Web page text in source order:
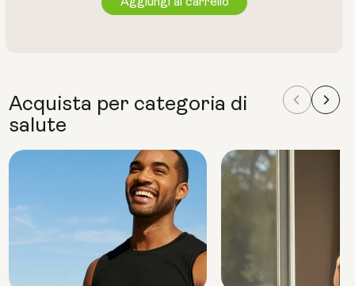
Acquista per categoria di
salute